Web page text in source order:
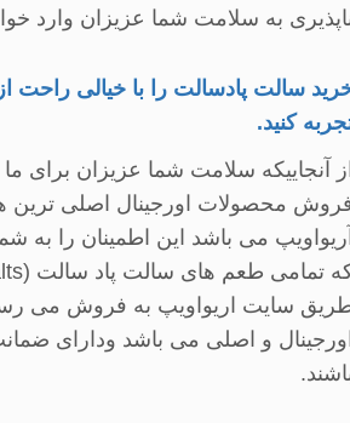
به سلامت شما عزیزان وارد
سالت پادسالت را با خیالی راحت
کنید.
آنجاییکه سلامت شما عزیزان برای
محصولات اورجینال اصلی
می باشد این اطمینان را به
تمامی طعم های سالت پاد سالت (
سایت اریواویپ به فروش می
و اصلی می باشد ودارای
.